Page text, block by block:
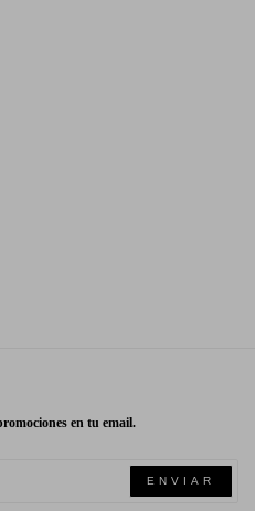
en tu email.
ENVIAR